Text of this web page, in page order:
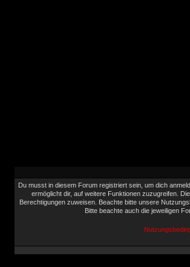
Du musst in diesem Forum registriert sein, um dich
ermöglicht dir, auf weitere Funktionen zuzugreifen.
Berechtigungen zuweisen. Beachte bitte unsere
Bitte beachte auch die jeweiligen